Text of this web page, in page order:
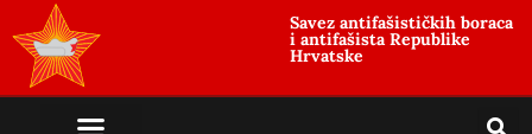
Savez antifašističkih boraca
i antifašista Republike
Hrvatske